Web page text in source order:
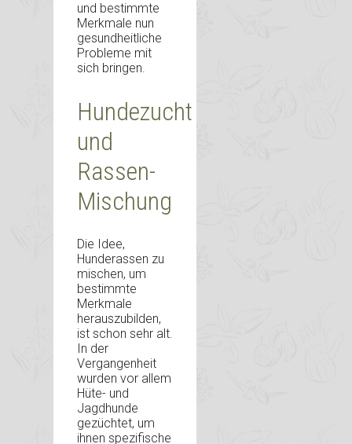
und bestimmte
Merkmale nun
gesundheitliche
Probleme mit
sich bringen.
Hundezucht
und
Rassen-
Mischung
Die Idee,
Hunderassen zu
mischen, um
bestimmte
Merkmale
herauszubilden,
ist schon sehr alt.
In der
Vergangenheit
wurden vor allem
Hüte- und
Jagdhunde
gezüchtet, um
ihnen spezifische